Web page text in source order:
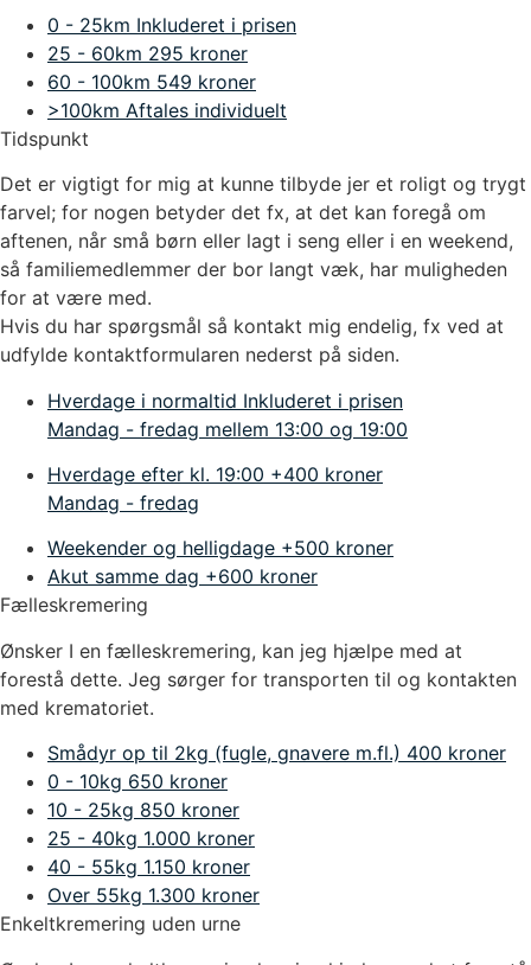
0 - 25km Inkluderet i prisen
25 - 60km 295 kroner
60 - 100km 549 kroner
>100km Aftales individuelt
Tidspunkt
Det er vigtigt for mig at kunne tilbyde jer et roligt og trygt
farvel; for nogen betyder det fx, at det kan foregå om
aftenen, når små børn eller lagt i seng eller i en weekend,
så familiemedlemmer der bor langt væk, har muligheden
for at være med.
Hvis du har spørgsmål så kontakt mig endelig, fx ved at
udfylde kontaktformularen nederst på siden.
Hverdage i normaltid Inkluderet i prisen
Mandag - fredag mellem 13:00 og 19:00
Hverdage efter kl. 19:00 +400 kroner
Mandag - fredag
Weekender og helligdage +500 kroner
Akut samme dag +600 kroner
Fælleskremering
Ønsker I en fælleskremering, kan jeg hjælpe med at
forestå dette. Jeg sørger for transporten til og kontakten
med krematoriet.
Smådyr op til 2kg (fugle, gnavere m.fl.) 400 kroner
0 - 10kg 650 kroner
10 - 25kg 850 kroner
25 - 40kg 1.000 kroner
40 - 55kg 1.150 kroner
Over 55kg 1.300 kroner
Enkeltkremering uden urne